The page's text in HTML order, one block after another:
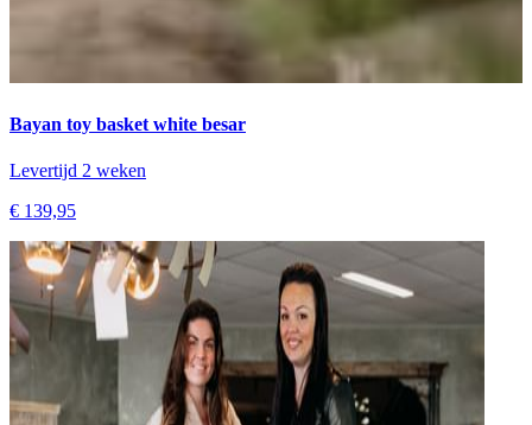
Bayan toy basket white besar
Levertijd 2 weken
€ 139,95